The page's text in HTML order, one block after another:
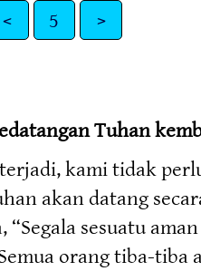
< 5 >
Tuhan
kami tidak
akan datang
sesuatu
orang tiba-